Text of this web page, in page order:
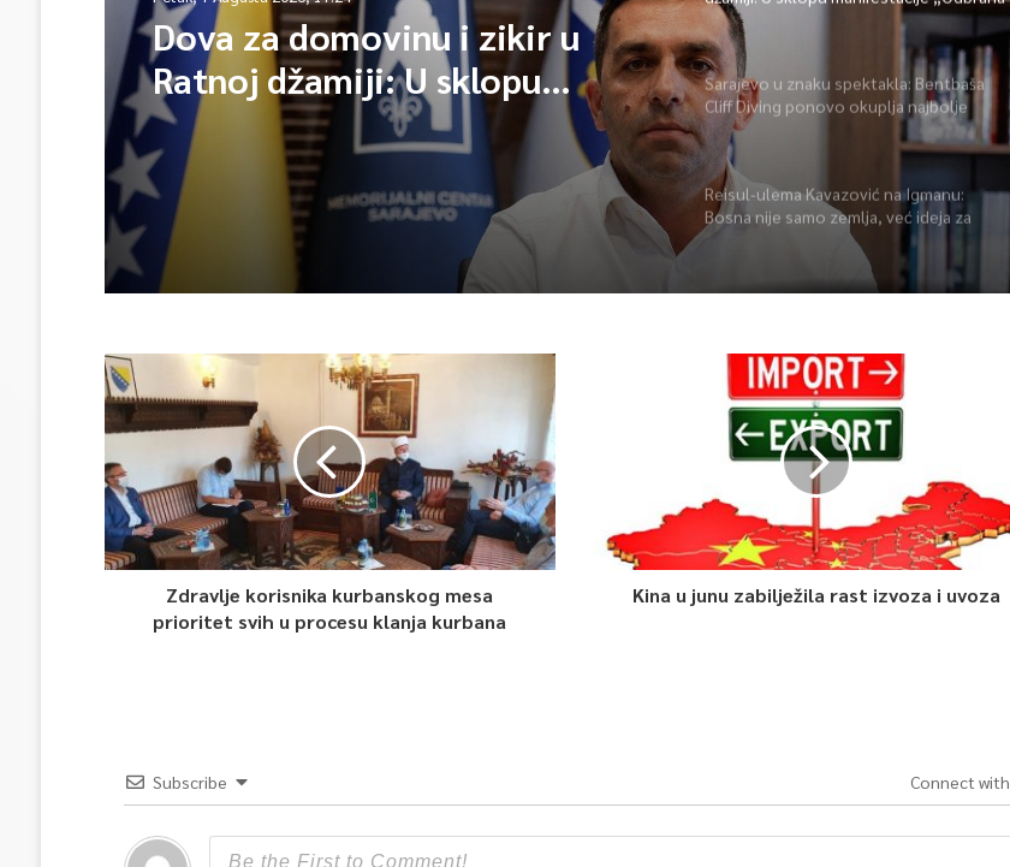
Dova za domovinu i zikir u
Ratnoj džamiji: U sklopu
manifestacije „Odbrana BiH –
Igman 2026“ odana počast
herojima
BiH – Igman 2026“ odana počast
herojima
Sarajevo u znaku spektakla: Bentbaša
Cliff Diving ponovo okuplja najbolje
skakače i vrhunsku zabavu
Reisul-ulema Kavazović na Igmanu:
Bosna nije samo zemlja, već ideja za
Zdravlje korisnika kurbanskog mesa
prioritet svih u procesu klanja kurbana
Kina u junu zabilježila rast izvoza i uvoza
Subscribe Connect with